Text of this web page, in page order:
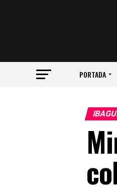
PORTADA